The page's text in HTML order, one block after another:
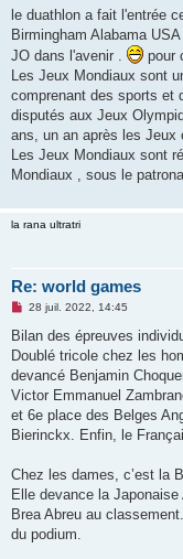
s
a
g
e
n
o
n
l
u
le duathlon a fait l'entrée
Birmingham Alabama
JO dans l'avenir .
pour
Les Jeux Mondiaux sont
comprenant des sports et
disputés aux Jeux
ans, un an après les Jeux
Les Jeux Mondiaux sont
Mondiaux , sous le
la rana ultratri
Re: world games
M
s
a
g
n
o
l
28 juil. 2022, 14:45
Bilan des épreuves
Doublé tricole chez les
devancé Benjamin
Victor Emmanuel
et 6e place des Belges
Bierinckx. Enfin, le
Chez les dames, c’est la
Elle devance la
Brea Abreu au
du podium.